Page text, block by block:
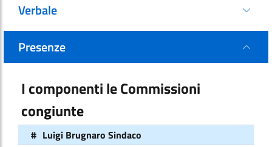
Verbale
Presenze
I componenti le Commissioni
congiunte
# Luigi Brugnaro Sindaco